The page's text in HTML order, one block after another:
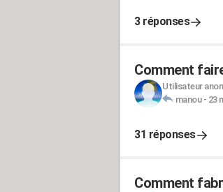
3 réponses
Comment
Utilisateur
manou- 23
31 réponses
Comment